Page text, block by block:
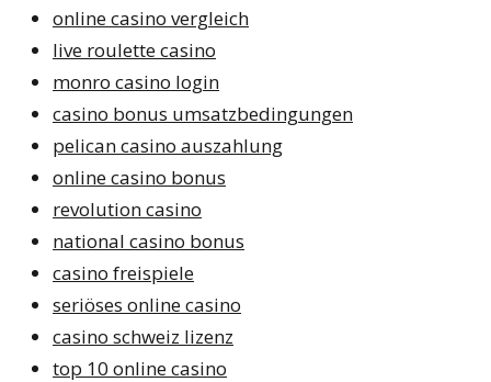
online casino vergleich
live roulette casino
monro casino login
casino bonus umsatzbedingungen
pelican casino auszahlung
online casino bonus
revolution casino
national casino bonus
casino freispiele
seriöses online casino
casino schweiz lizenz
top 10 online casino